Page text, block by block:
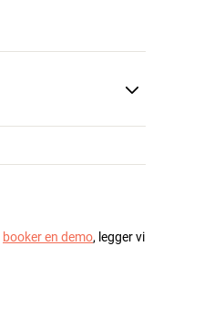
booker en demo, legger vi